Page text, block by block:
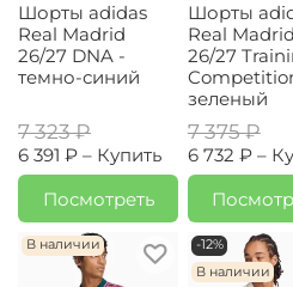
Шорты adidas
Real Madrid
26/27 DNA -
темно-синий
7 323 ₽
6 391 ₽ – Купить
Посмотреть
Шорты
Real Madrid
26/27
зеленый
7 375 ₽
6 732 ₽ –
В наличии
-12%
В наличии